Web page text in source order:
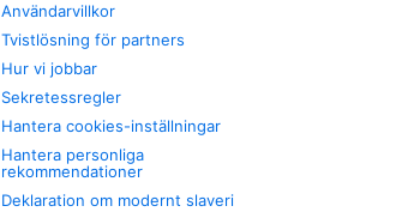
Användarvillkor
Tvistlösning för partners
Hur vi jobbar
Sekretessregler
Hantera cookies-inställningar
Hantera personliga
rekommendationer
Deklaration om modernt slaveri